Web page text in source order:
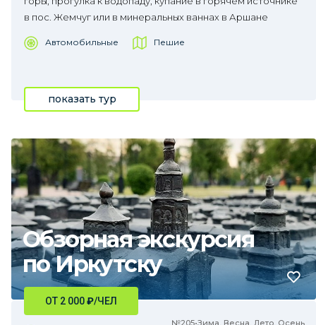
в пос. Жемчуг или в минеральных ваннах в Аршане
Автомобильные Пешие
показать тур
Обзорная экскурсия
по Иркутску
№205•Зима, Весна, Лето, Осень
ОТ 2 000₽/ЧЕЛ